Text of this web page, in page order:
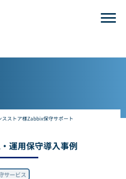
スストア様Zabbix保守サポート
運用保守導入事例
サービス